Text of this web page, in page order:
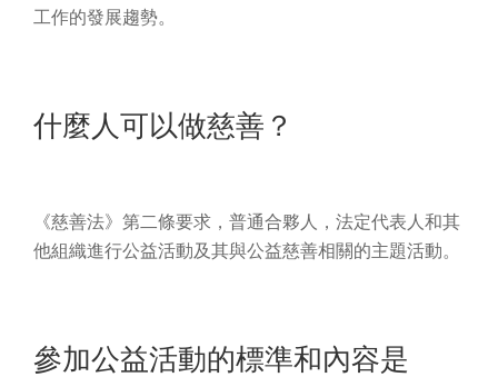
工作的發展趨勢。
什麼人可以做慈善？
《慈善法》第二條要求，普通合夥人，法定代表人和其
他組織進行公益活動及其與公益慈善相關的主題活動。
參加公益活動的標準和內容是